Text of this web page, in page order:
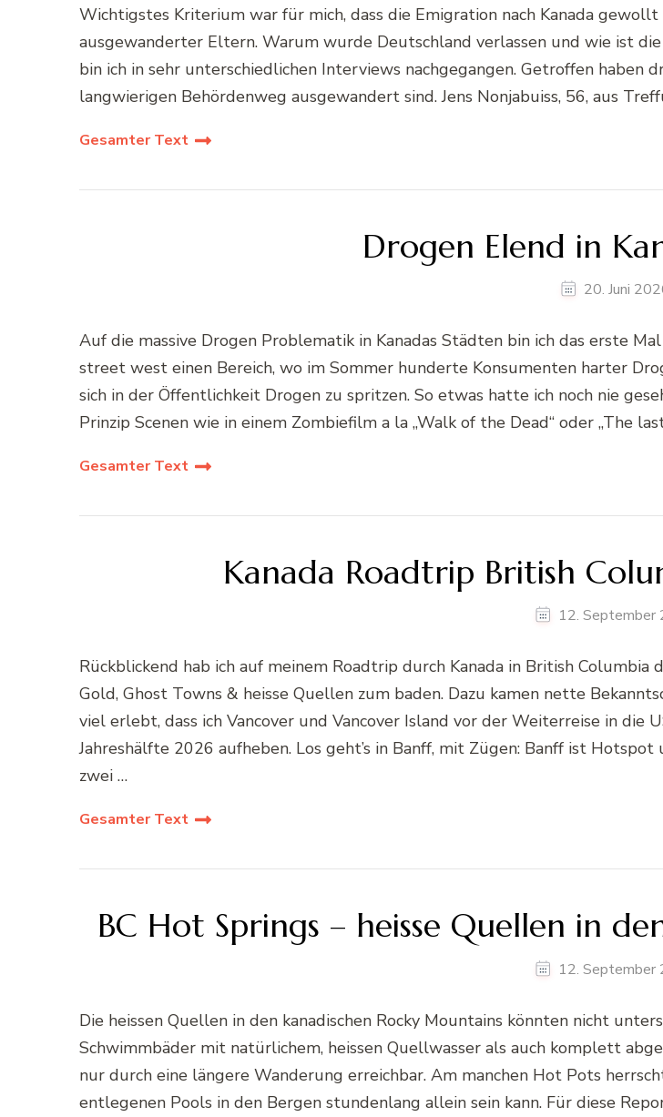
Wichtigstes Kriterium war für mich, dass die Emigration nach Kanada
ausgewanderter Eltern. Warum wurde Deutschland verlassen und wie ist
bin ich in sehr unterschiedlichen Interviews nachgegangen. Getroffen haben
langwierigen Behördenweg ausgewandert sind. Jens Nonjabuiss, 56, aus
Gesamter Text
Drogen Elend in
20. Juni
Auf die massive Drogen Problematik in Kanadas Städten bin ich das erste
street west einen Bereich, wo im Sommer hunderte Konsumenten harter
sich in der Öffentlichkeit Drogen zu spritzen. So etwas hatte ich noch nie
Prinzip Scenen wie in einem Zombiefilm a la „Walk of the Dead“ oder „The
Gesamter Text
Kanada Roadtrip British
12. September
Rückblickend hab ich auf meinem Roadtrip durch Kanada in British
Gold, Ghost Towns & heisse Quellen zum baden. Dazu kamen nette
viel erlebt, dass ich Vancover und Vancover Island vor der Weiterreise in die
Jahreshälfte 2026 aufheben. Los geht’s in Banff, mit Zügen: Banff ist
zwei …
Gesamter Text
BC Hot Springs – heisse Quellen in
12. September
Die heissen Quellen in den kanadischen Rocky Mountains könnten nicht
Schwimmbäder mit natürlichem, heissen Quellwasser als auch komplett
nur durch eine längere Wanderung erreichbar. Am manchen Hot Pots
entlegenen Pools in den Bergen stundenlang allein sein kann. Für diese